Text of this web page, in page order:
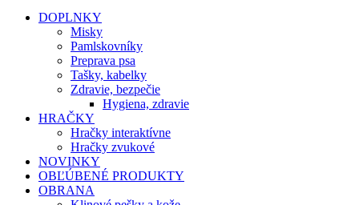
DOPLNKY
Misky
Pamlskovníky
Preprava psa
Tašky, kabelky
Zdravie, bezpečie
Hygiena, zdravie
HRAČKY
Hračky interaktívne
Hračky zvukové
NOVINKY
OBĽÚBENÉ PRODUKTY
OBRANA